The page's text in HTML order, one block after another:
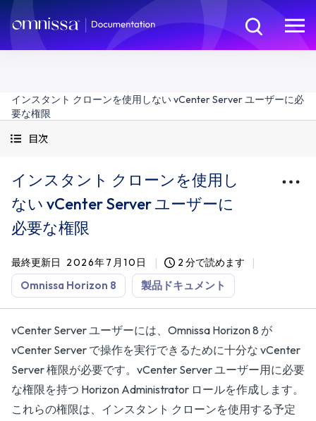
インスタント クローンを使用しない vCenter Server ユーザーに必
要な権限
目次
インスタント クローンを使用し
ない vCenter Server ユーザーに
必要な権限
最終更新日 2026年7月10日 2 分で読めます
Omnissa Horizon 8 製品ドキュメント
vCenter Server ユーザーには、Omnissa Horizon 8 が
vCenter Server で操作を実行できるために十分な vCenter
Server 権限が必要です。vCenter Server ユーザー用に必要
な権限を持つ Horizon Administrator ロールを作成します。
これらの権限は、インスタント クローンを使用する予定